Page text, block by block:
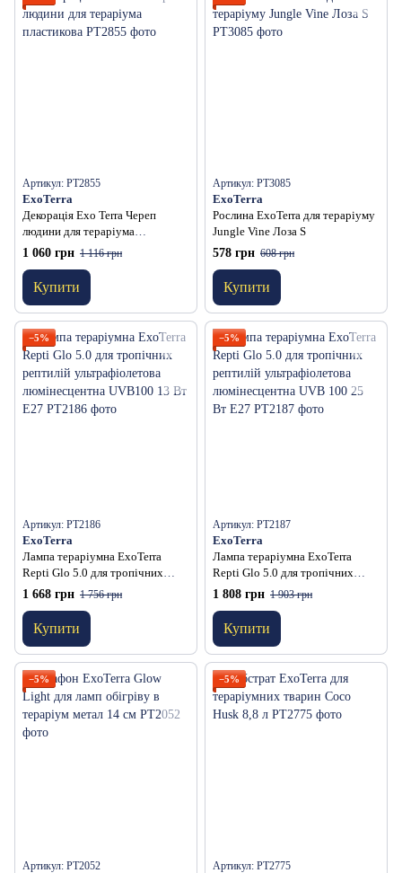
Артикул: PT2855
ExoTerra
Декорація Exo Terra Череп
людини для тераріума
пластикова
1 060 грн 1 116 грн
Купити
Артикул: PT3085
ExoTerra
Рослина ExoTerra для тераріуму
Jungle Vine Лоза S
578 грн 608 грн
Купити
−5%
Артикул: PT2186
ExoTerra
Лампа тераріумна ExoTerra
Repti Glo 5.0 для тропічних
рептилій ультрафіолетова
люмінесцентна UVB100 13 Вт
Е27
1 668 грн 1 756 грн
Купити
−5%
Артикул: PT2187
ExoTerra
Лампа тераріумна ExoTerra
Repti Glo 5.0 для тропічних
рептилій ультрафіолетова
люмінесцентна UVB 100 25 Вт
Е27
1 808 грн 1 903 грн
Купити
−5%
Артикул: PT2052
−5%
Артикул: PT2775